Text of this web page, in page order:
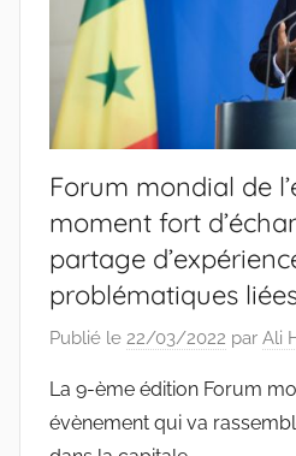
Forum mondial de
moment fort
partage
problématiques
Publié le 22/03/2022 par Ali
La 9-ème édition Forum
évènement qui va